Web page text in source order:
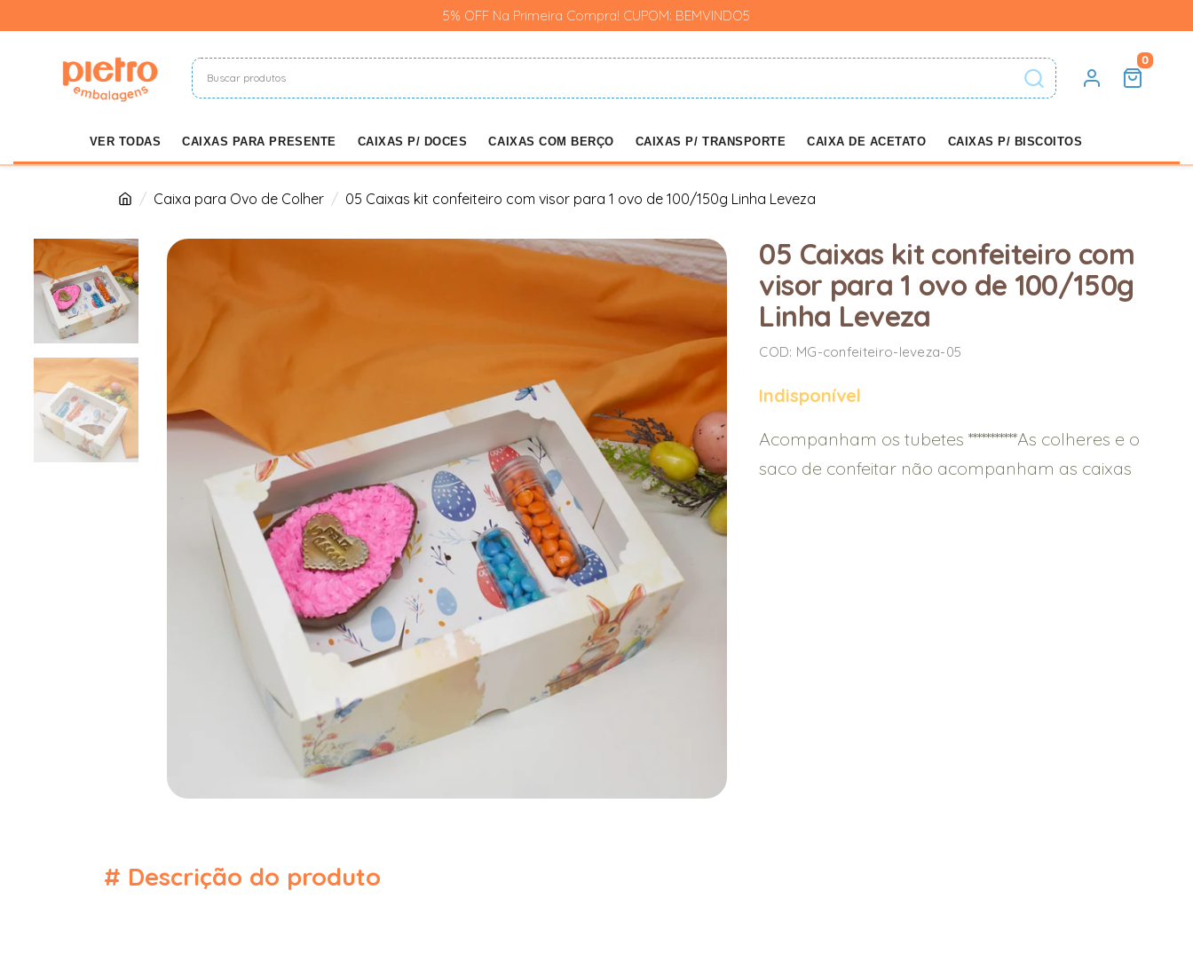
5% OFF Na Primeira Compra! CUPOM: BEMVINDO5
0
VER TODAS CAIXAS PARA PRESENTE CAIXAS P/ DOCES CAIXAS COM BERÇO CAIXAS P/ TRANSPORTE CAIXA DE ACETATO CAIXAS P/ BISCOITOS
Caixa para Ovo de Colher 05 Caixas kit confeiteiro com visor para 1 ovo de 100/150g Linha Leveza
05 Caixas kit confeiteiro com
visor para 1 ovo de 100/150g
Linha Leveza
COD: MG-confeiteiro-leveza-05
Indisponível
Acompanham os tubetes ***********As colheres e o
saco de confeitar não acompanham as caixas
# Descrição do produto